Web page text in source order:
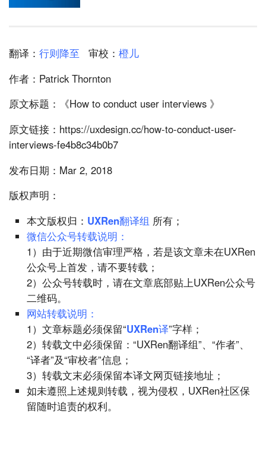
翻译： 行则降至 审校： 橙儿
作者：Patrick Thornton
原文标题：《How to conduct user interviews 》
原文链接：https://uxdesign.cc/how-to-conduct-user-
interviews-fe4b8c34b0b7
发布日期：Mar 2, 2018
版权声明：
本文版权归： UXRen翻译组 所有；
微信公众号转载说明：
1）由于近期微信审理严格，若是该文章未在UXRen
公众号上首发，请不要转载；
2）公众号转载时，请在文章底部贴上UXRen公众号
二维码。
网站转载说明：
1）文章标题必须保留“UXRen译”字样；
2）转载文中必须保留：“UXRen翻译组”、“作者”、
“译者”及“审校者”信息；
3）转载文末必须保留本译文网页链接地址；
如未遵照上述规则转载，视为侵权，UXRen社区保
留随时追责的权利。